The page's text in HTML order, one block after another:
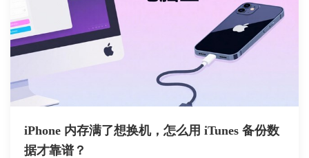
iPhone 内存满了想换机，怎么用 iTunes 备份数
据才靠谱？